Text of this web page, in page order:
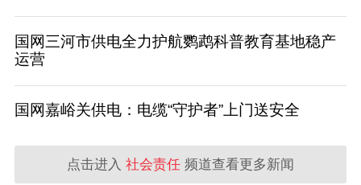
国网三河市供电全力护航鹦鹉科普教育基地稳产
运营
国网嘉峪关供电：电缆“守护者”上门送安全
点击进入 社会责任 频道查看更多新闻